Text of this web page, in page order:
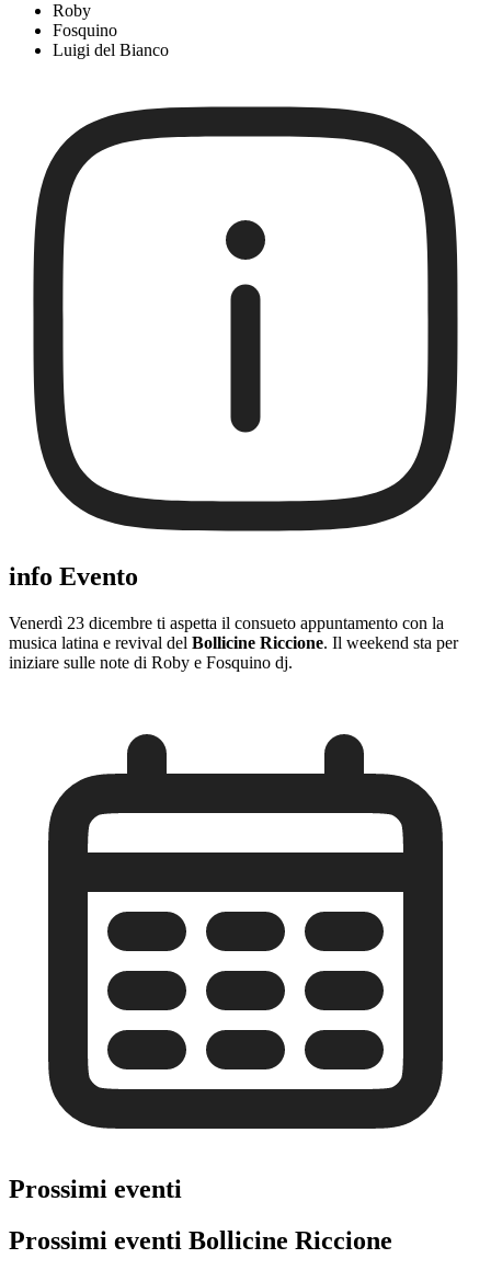
Roby
Fosquino
Luigi del Bianco
info Evento
Venerdì 23 dicembre ti aspetta il consueto appuntamento con la
musica latina e revival del Bollicine Riccione. Il weekend sta per
iniziare sulle note di Roby e Fosquino dj.
Prossimi eventi
Prossimi eventi Bollicine Riccione